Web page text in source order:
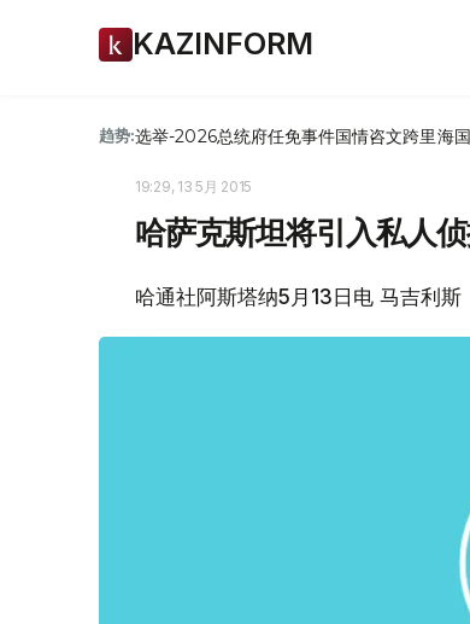
KAZINFORM
趋势:选举-2026总统府任免事件国情咨文跨里海
19:29, 13 5月 2015
哈萨克斯坦将引入私人
哈通社阿斯塔纳5月13日电 马吉利斯